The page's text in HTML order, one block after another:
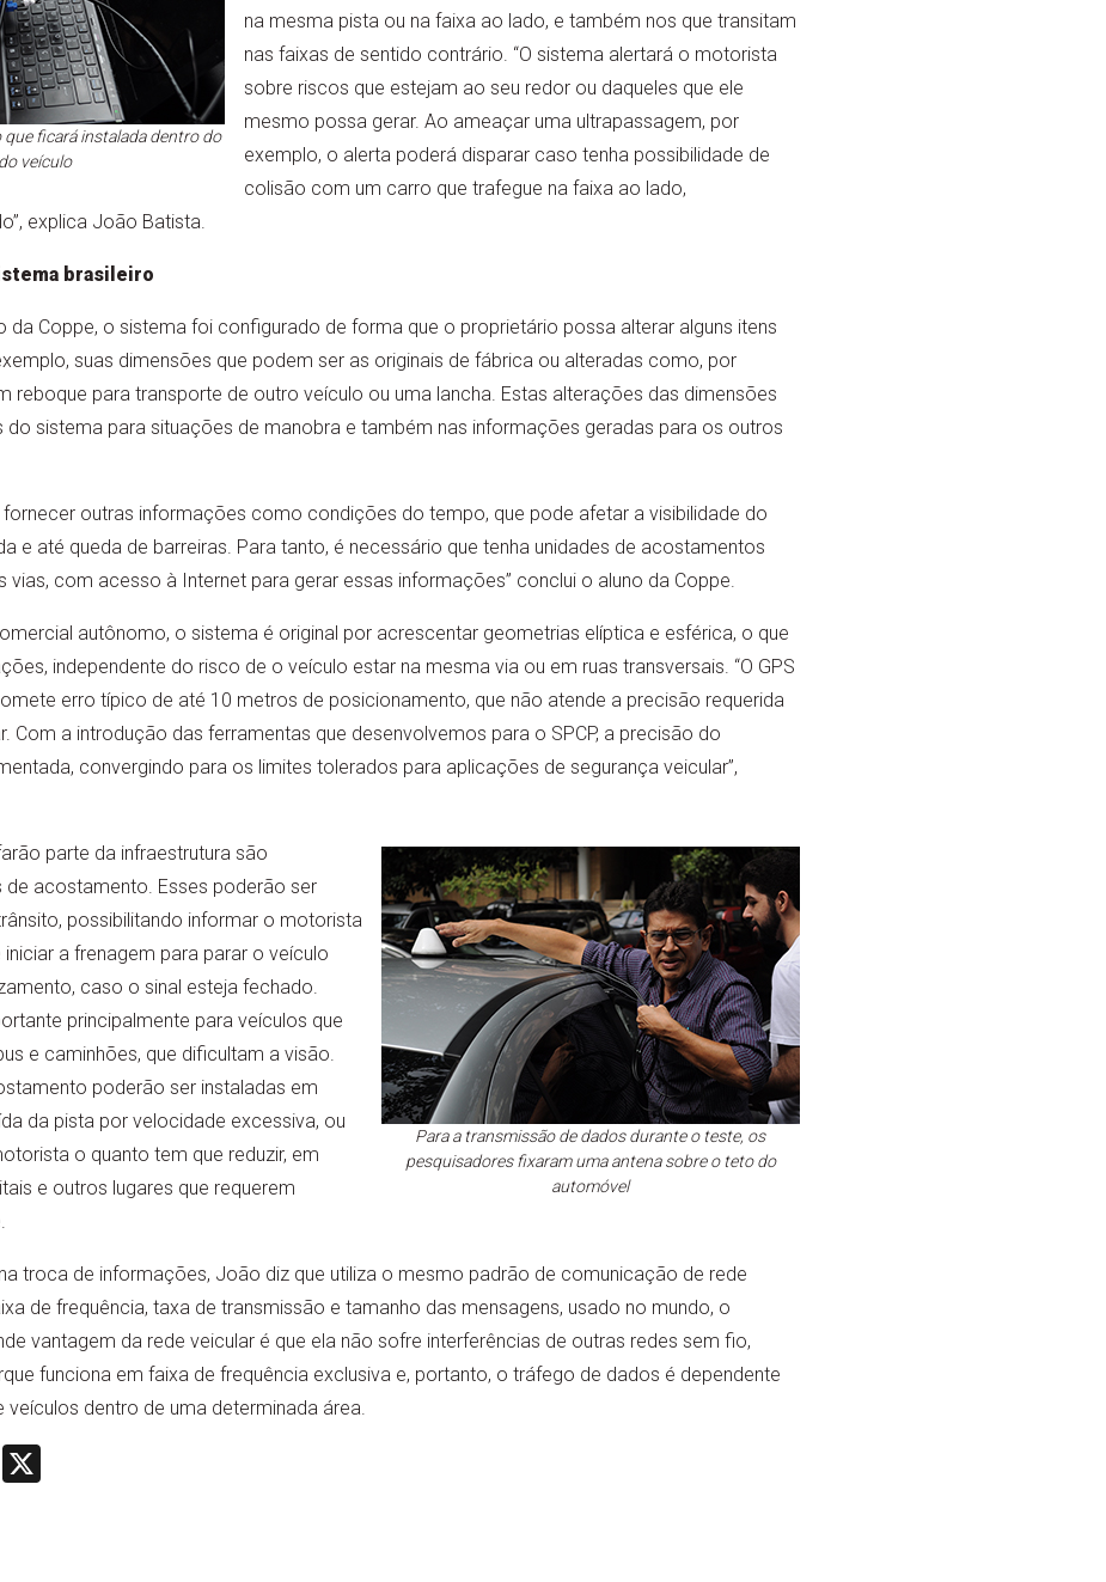
ficará instalada dentro do
veículo
na mesma pista ou na faixa ao lado, e também nos que transitam
nas faixas de sentido contrário. “O sistema alertará o motorista
sobre riscos que estejam ao seu redor ou daqueles que ele
mesmo possa gerar. Ao ameaçar uma ultrapassagem, por
exemplo, o alerta poderá disparar caso tenha possibilidade de
colisão com um carro que trafegue na faixa ao lado,
explica João Batista.
brasileiro
da Coppe, o sistema foi configurado de forma que o proprietário possa alterar alguns itens
suas dimensões que podem ser as originais de fábrica ou alteradas como, por
reboque para transporte de outro veículo ou uma lancha. Estas alterações das dimensões
do sistema para situações de manobra e também nas informações geradas para os outros
fornecer outras informações como condições do tempo, que pode afetar a visibilidade do
e até queda de barreiras. Para tanto, é necessário que tenha unidades de acostamentos
vias, com acesso à Internet para gerar essas informações” conclui o aluno da Coppe.
autônomo, o sistema é original por acrescentar geometrias elíptica e esférica, o que
independente do risco de o veículo estar na mesma via ou em ruas transversais. “O GPS
erro típico de até 10 metros de posicionamento, que não atende a precisão requerida
Com a introdução das ferramentas que desenvolvemos para o SPCP, a precisão do
convergindo para os limites tolerados para aplicações de segurança veicular”,
Para a transmissão de dados durante o teste, os
pesquisadores fixaram uma antena sobre o teto do
automóvel
parte da infraestrutura são
de acostamento. Esses poderão ser
possibilitando informar o motorista
a frenagem para parar o veículo
caso o sinal esteja fechado.
principalmente para veículos que
e caminhões, que dificultam a visão.
poderão ser instaladas em
da pista por velocidade excessiva, ou
o quanto tem que reduzir, em
e outros lugares que requerem
troca de informações, João diz que utiliza o mesmo padrão de comunicação de rede
de frequência, taxa de transmissão e tamanho das mensagens, usado no mundo, o
vantagem da rede veicular é que ela não sofre interferências de outras redes sem fio,
funciona em faixa de frequência exclusiva e, portanto, o tráfego de dados é dependente
dentro de uma determinada área.
X